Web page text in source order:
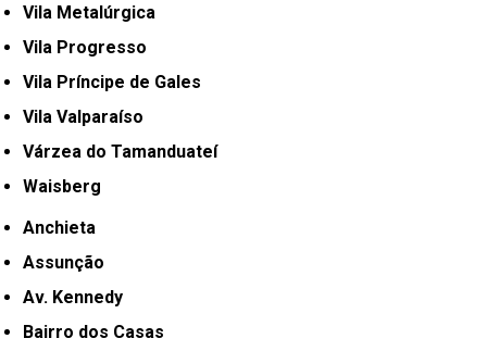
Vila Metalúrgica
Vila Progresso
Vila Príncipe de Gales
Vila Valparaíso
Várzea do Tamanduateí
Waisberg
Anchieta
Assunção
Av. Kennedy
Bairro dos Casas